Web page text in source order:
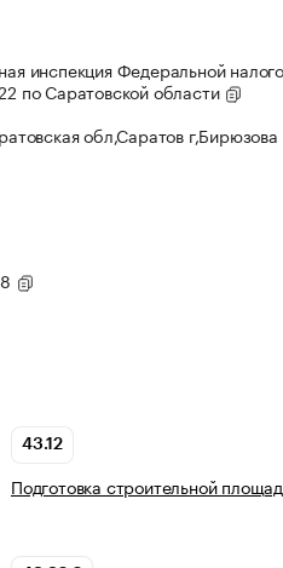
инспекция Федеральной
по Саратовской области
обл,Саратов г,Бирюзова
43.12
Подготовка строительной